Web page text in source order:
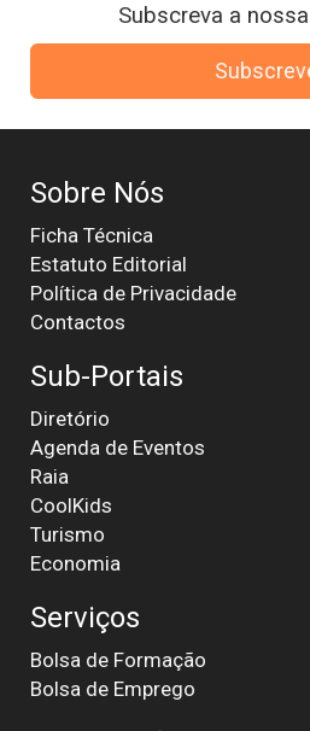
Subscreva a
Sobre Nós
Ficha Técnica
Estatuto Editorial
Política de Privacidade
Contactos
Sub-Portais
Diretório
Agenda de Eventos
Raia
CoolKids
Turismo
Economia
Serviços
Bolsa de Formação
Bolsa de Emprego